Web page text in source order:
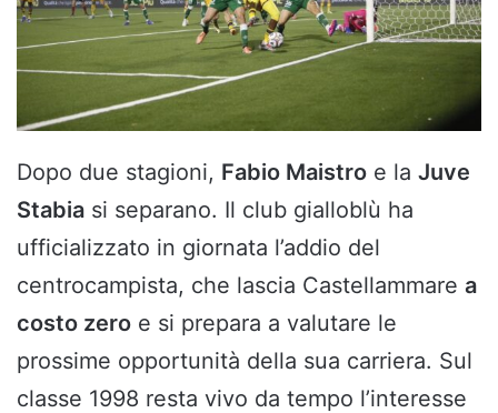
Dopo due stagioni, Fabio Maistro e la Juve
Stabia si separano. Il club gialloblù ha
ufficializzato in giornata l’addio del
centrocampista, che lascia Castellammare a
costo zero e si prepara a valutare le
prossime opportunità della sua carriera. Sul
classe 1998 resta vivo da tempo l’interesse